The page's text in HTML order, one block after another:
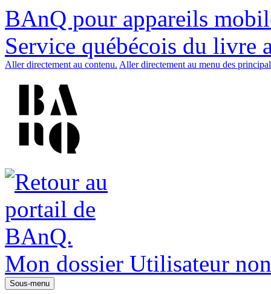
BAnQ pour appareils
Service québécois du livre
Aller directement au contenu. Aller directement au menu des
Mon dossier Utilisateur
Sous-menu